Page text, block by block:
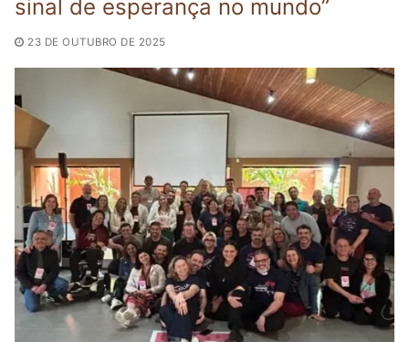
sinal de esperança no mundo”
23 DE OUTUBRO DE 2025